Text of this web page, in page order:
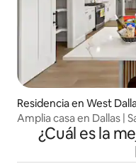
Residencia en West
Amplia casa en Dallas |
¿Cuál es la